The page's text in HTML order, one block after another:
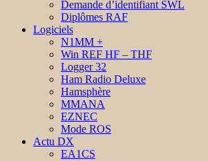
Demande d’identifiant SWL
Diplômes RAF
Logiciels
N1MM +
Win REF HF – THF
Logger 32
Ham Radio Deluxe
Hamsphère
MMANA
EZNEC
Mode ROS
Actu DX
EA1CS